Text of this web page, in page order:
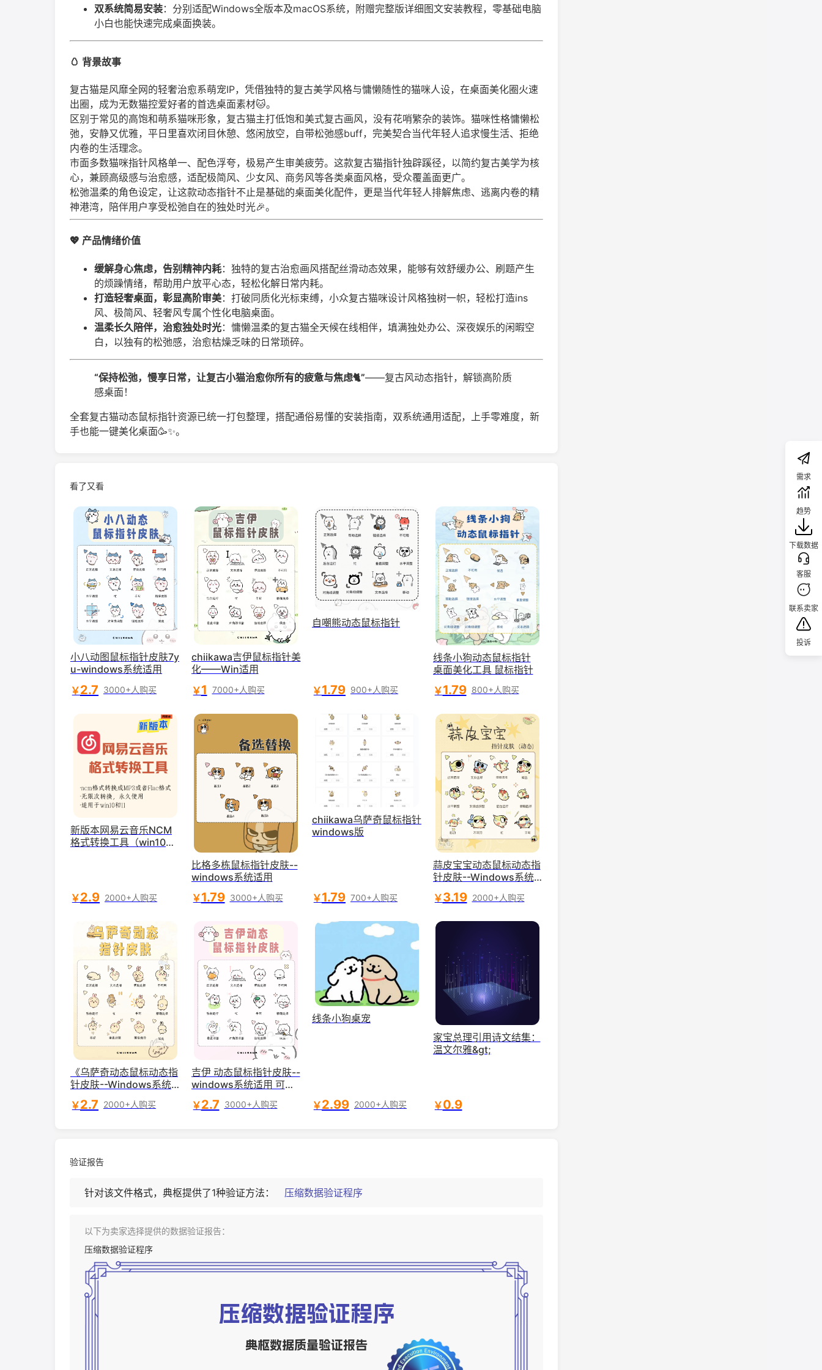
双系统简易安装：分别适配Windows全版本及macOS系统，附赠完整版详细图文安装教程，零基础电脑
小白也能快速完成桌面换装。
🥚 背景故事
复古猫是风靡全网的轻奢治愈系萌宠IP，凭借独特的复古美学风格与慵懒随性的猫咪人设，在桌面美化圈火速
出圈，成为无数猫控爱好者的首选桌面素材🐱。
区别于常见的高饱和萌系猫咪形象，复古猫主打低饱和美式复古画风，没有花哨繁杂的装饰。猫咪性格慵懒松
弛，安静又优雅，平日里喜欢闭目休憩、悠闲放空，自带松弛感buff，完美契合当代年轻人追求慢生活、拒绝
内卷的生活理念。
市面多数猫咪指针风格单一、配色浮夸，极易产生审美疲劳。这款复古猫指针独辟蹊径，以简约复古美学为核
心，兼顾高级感与治愈感，适配极简风、少女风、商务风等各类桌面风格，受众覆盖面更广。
松弛温柔的角色设定，让这款动态指针不止是基础的桌面美化配件，更是当代年轻人排解焦虑、逃离内卷的精
神港湾，陪伴用户享受松弛自在的独处时光🎉。
💖 产品情绪价值
缓解身心焦虑，告别精神内耗：独特的复古治愈画风搭配丝滑动态效果，能够有效舒缓办公、刷题产生
的烦躁情绪，帮助用户放平心态，轻松化解日常内耗。
打造轻奢桌面，彰显高阶审美：打破同质化光标束缚，小众复古猫咪设计风格独树一帜，轻松打造ins
风、极简风、轻奢风专属个性化电脑桌面。
温柔长久陪伴，治愈独处时光：慵懒温柔的复古猫全天候在线相伴，填满独处办公、深夜娱乐的闲暇空
白，以独有的松弛感，治愈枯燥乏味的日常琐碎。
“保持松弛，慢享日常，让复古小猫治愈你所有的疲惫与焦虑🐈”——复古风动态指针，解锁高阶质
感桌面！
全套复古猫动态鼠标指针资源已统一打包整理，搭配通俗易懂的安装指南，双系统通用适配，上手零难度，新
手也能一键美化桌面🥳✨。
看了又看
小八动图鼠标指针皮肤7y
u-windows系统适用
￥2.7 3000+人购买
chiikawa吉伊鼠标指针美
化——Win适用
￥1 7000+人购买
自嘲熊动态鼠标指针
￥1.79 900+人购买
线条小狗动态鼠标指针
桌面美化工具 鼠标指针
￥1.79 800+人购买
新版本网易云音乐NCM
格式转换工具（win10和
￥2.9 2000+人购买
比格多栋鼠标指针皮肤--
windows系统适用
￥1.79 3000+人购买
chiikawa乌萨奇鼠标指针
windows版
￥1.79 700+人购买
蒜皮宝宝动态鼠标动态指
针皮肤--Windows系统
适用
￥3.19 2000+人购买
《乌萨奇动态鼠标动态指
针皮肤--Windows系统
￥2.7 2000+人购买
吉伊 动态鼠标指针皮肤--
windows系统适用 可爱
针系列
￥2.7 3000+人购买
线条小狗桌宠
￥2.99 2000+人购买
家宝总理引用诗文结集：
温文尔雅&gt;
￥0.9
验证报告
针对该文件格式，典枢提供了1种验证方法： 压缩数据验证程序
以下为卖家选择提供的数据验证报告：
压缩数据验证程序
压缩数据验证程序
典枢数据质量验证报告
需求
趋势
下载数据
客服
联系卖家
投诉